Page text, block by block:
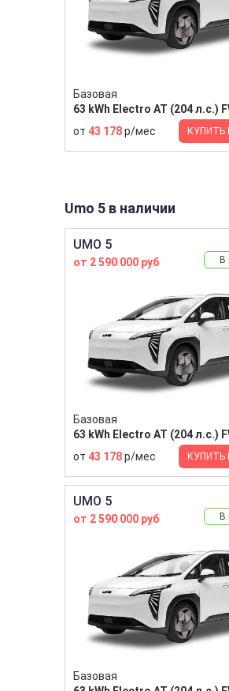
Базовая
63 kWh Electro AT (204 л.с.)
от 43 178р/мес КУПИТЬ
Umo 5 в наличии
UMO 5
от 2 590 000 руб В
Базовая
63 kWh Electro AT (204 л.с.)
от 43 178р/мес КУПИТЬ
UMO 5
от 2 590 000 руб В
Базовая